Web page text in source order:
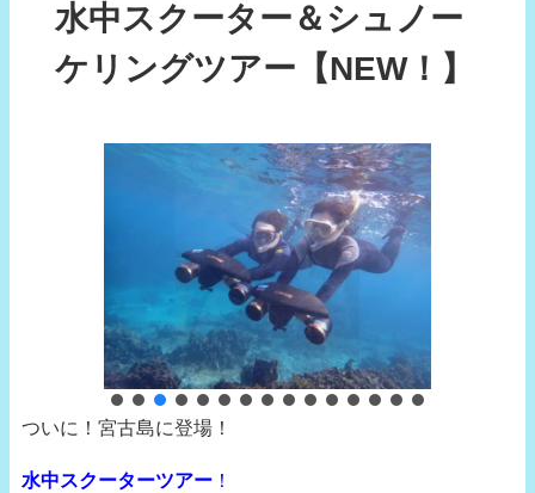
水中スクーター＆シュノー
ケリングツアー【NEW！】
ついに！宮古島に登場！
水中スクーターツアー ！